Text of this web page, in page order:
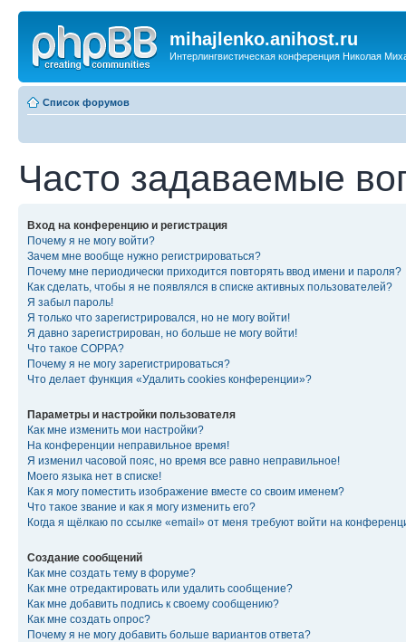
mihajlenko.anihost.ru
Интерлингвистическая конференция Николая
Список форумов
Часто задаваемые
Вход на конференцию и регистрация
Почему я не могу войти?
Зачем мне вообще нужно регистрироваться?
Почему мне периодически приходится повторять ввод имени и пароля?
Как сделать, чтобы я не появлялся в списке активных пользователей?
Я забыл пароль!
Я только что зарегистрировался, но не могу войти!
Я давно зарегистрирован, но больше не могу войти!
Что такое COPPA?
Почему я не могу зарегистрироваться?
Что делает функция «Удалить cookies конференции»?
Параметры и настройки пользователя
Как мне изменить мои настройки?
На конференции неправильное время!
Я изменил часовой пояс, но время все равно неправильное!
Моего языка нет в списке!
Как я могу поместить изображение вместе со своим именем?
Что такое звание и как я могу изменить его?
Когда я щёлкаю по ссылке «email» от меня требуют войти на
Создание сообщений
Как мне создать тему в форуме?
Как мне отредактировать или удалить сообщение?
Как мне добавить подпись к своему сообщению?
Как мне создать опрос?
Почему я не могу добавить больше вариантов ответа?